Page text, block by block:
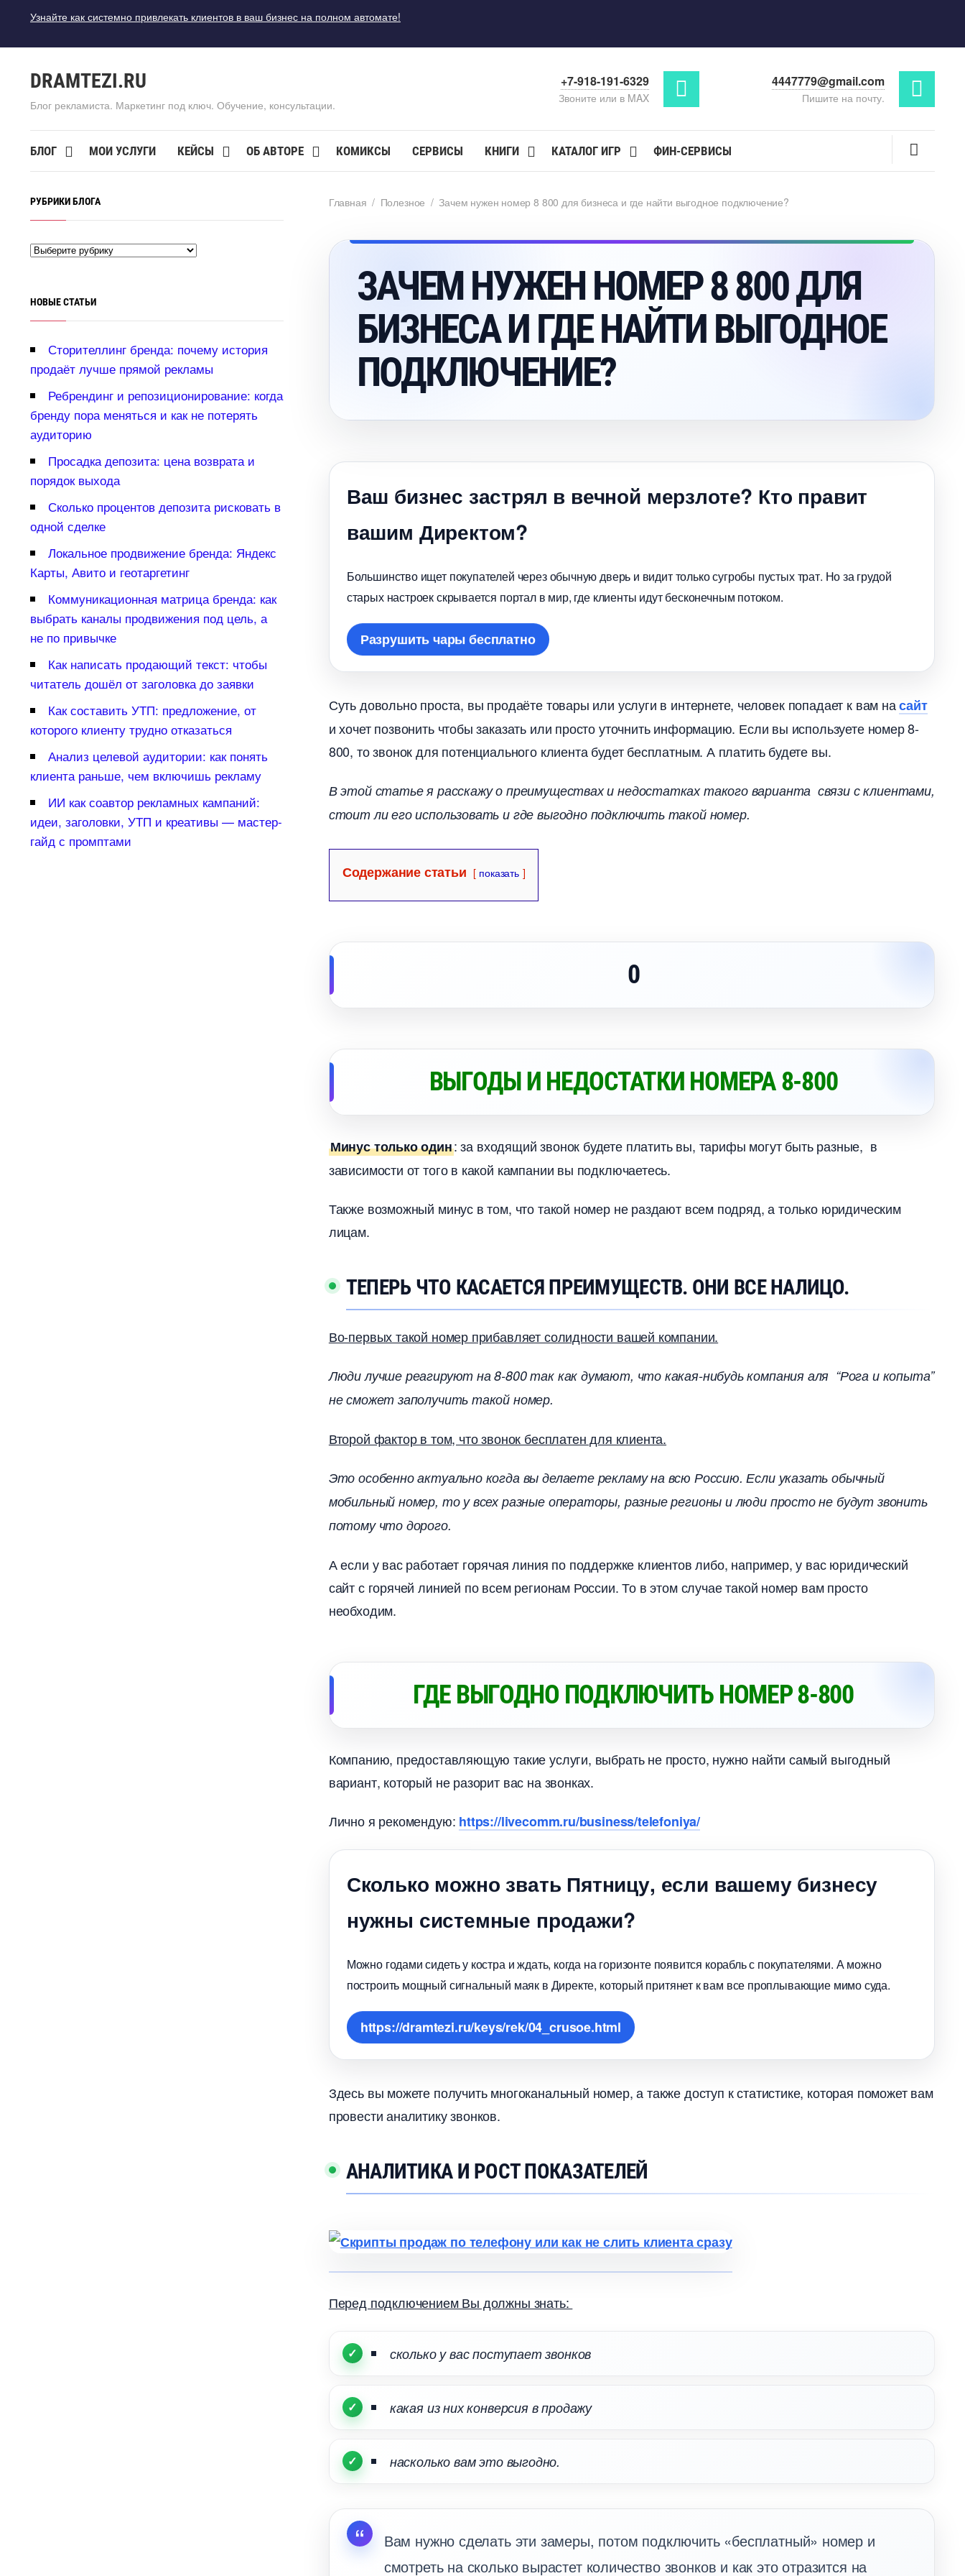
Узнайте как системно привлекать клиентов в ваш бизнес на полном автомате!
DRAMTEZI.RU
Блог рекламиста. Маркетинг под ключ. Обучение, консультации.
+7-918-191-6329
Звоните или в MAX
4447779@gmail.com
Пишите на почту.
БЛОГ МОИ УСЛУГИ КЕЙСЫ ОБ АВТОРЕ КОМИКСЫ СЕРВИСЫ КНИГИ КАТАЛОГ ИГР ФИН-СЕРВИСЫ
Главная / Полезное / Зачем нужен номер 8 800 для бизнеса и где найти выгодное подключение?
ЗАЧЕМ НУЖЕН НОМЕР 8 800 ДЛЯ
БИЗНЕСА И ГДЕ НАЙТИ ВЫГОДНОЕ
ПОДКЛЮЧЕНИЕ?
аш бизнес застрял в вечной мерзлоте? Кто правит
ашим Директом?
Большинство ищет покупателей через обычную дверь и видит только сугробы пустых трат. Но за грудой
старых настроек скрывается портал в мир, где клиенты идут бесконечным потоком.
Разрушить чары бесплатно
Суть довольно проста, вы продаёте товары или услуги в интернете, человек попадает к вам насайт
и хочет позвонить чтобы заказать или просто уточнить информацию. Если вы используете номер 8-
800, то звонок для потенциального клиента будет бесплатным. А платить будете вы.
этой статье я расскажу о преимуществах и недостатках такого варианта связи с клиентами,
стоит ли его использовать и где выгодно подключить такой номер.
Содержание статьи показать
0
ЫГОДЫ И НЕДОСТАТКИ НОМЕРА 8-800
Минус только один: за входящий звонок будете платить вы, тарифы могут быть разные,
зависимости от того в какой кампании вы подключаетесь.
Также возможный минус в том, что такой номер не раздают всем подряд, а только юридическим
лицам.
ТЕПЕРЬ ЧТО КАСАЕТСЯ ПРЕИМУЩЕСТВ. ОНИ ВСЕ НАЛИЦО.
о-первых такой номер прибавляет солидности вашей компании.
Люди лучше реагируют на 8-800 так как думают, что какая-нибудь компания аля “Рога и копыта”
не сможет заполучить такой номер.
торой фактор в том, что звонок бесплатен для клиента.
Это особенно актуально когда вы делаете рекламу на всю Россию. Если указать обычный
мобильный номер, то у всех разные операторы, разные регионы и люди просто не будут звонить
потому что дорого.
А если у вас работает горячая линия по поддержке клиентов либо, например, у вас юридический
сайт с горячей линией по всем регионам России. То в этом случае такой номер вам просто
необходим.
ГДЕ ВЫГОДНО ПОДКЛЮЧИТЬ НОМЕР 8-800
Компанию, предоставляющую такие услуги, выбрать не просто, нужно найти самый выгодный
ариант, который не разорит вас на звонках.
Лично я рекомендую: https://livecomm.ru/business/telefoniya/
Сколько можно звать Пятницу, если вашему бизнесу
нужны системные продажи?
Можно годами сидеть у костра и ждать, когда на горизонте появится корабль с покупателями. А можно
построить мощный сигнальный маяк в Директе, который притянет к вам все проплывающие мимо суда.
https://dramtezi.ru/keys/rek/04_crusoe.html
Здесь вы можете получить многоканальный номер, а также доступ к статистике, которая поможет вам
провести аналитику звонков.
АНАЛИТИКА И РОСТ ПОКАЗАТЕЛЕЙ
Перед подключением Вы должны знать:
сколько у вас поступает звонко
какая из них конверсия в продажу
насколько вам это выгодно.
ам нужно сделать эти замеры, потом подключить «бесплатный» номер и
смотреть на сколько вырастет количество звонков и как это отразится на
РУБРИКИ БЛОГА
НОВЫЕ СТАТЬИ
Сторителлинг бренда: почему история
продаёт лучше прямой рекламы
Ребрендинг и репозиционирование: когда
ренду пора меняться и как не потерять
аудиторию
Просадка депозита: цена возврата и
порядок выхода
Сколько процентов депозита рисковать
одной сделке
Локальное продвижение бренда: Яндекс
Карты, Авито и геотаргетин
Коммуникационная матрица бренда: как
ыбрать каналы продвижения под цель, а
не по привычке
Как написать продающий текст: чтобы
читатель дошёл от заголовка до заявки
Как составить УТП: предложение, от
которого клиенту трудно отказаться
Анализ целевой аудитории: как понять
клиента раньше, чем включишь рекламу
ИИ как соавтор рекламных кампаний:
идеи, заголовки, УТП и креативы — мастер-
айд с промптами